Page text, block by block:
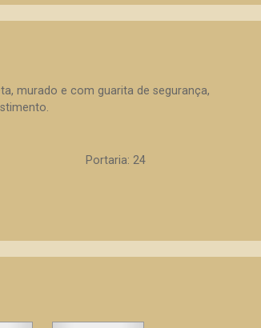
murado e com guarita de segurança,
Portaria: 24